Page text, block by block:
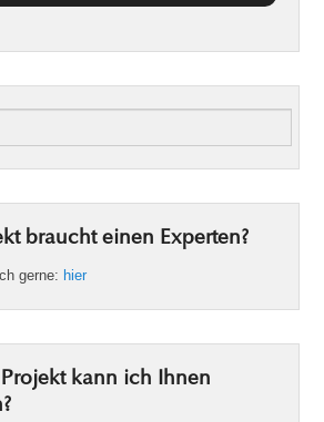
braucht einen Experten?
gerne: hier
kann ich Ihnen